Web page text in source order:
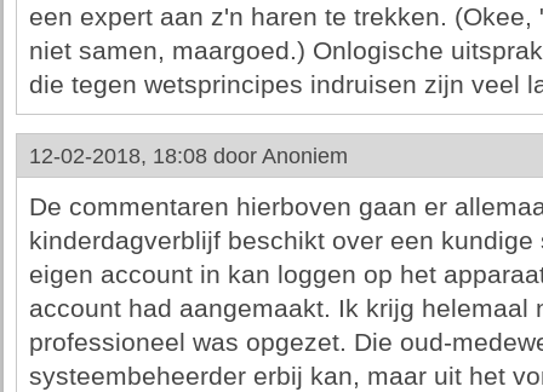
een expert aan z'n haren te trekken. (Okee,
niet samen, maargoed.) Onlogische
die tegen wetsprincipes indruisen zijn veel
12-02-2018, 18:08 door Anoniem
De commentaren hierboven gaan er
kinderdagverblijf beschikt over een
eigen account in kan loggen op het
account had aangemaakt. Ik krijg helemaal
professioneel was opgezet. Die oud-
systeembeheerder erbij kan, maar uit het